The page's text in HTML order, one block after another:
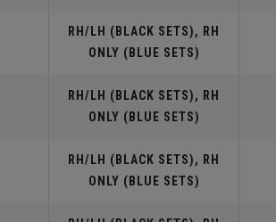
RH/LH (BLACK SETS), RH
ONLY (BLUE SETS)
RH/LH (BLACK SETS), RH
ONLY (BLUE SETS)
RH/LH (BLACK SETS), RH
ONLY (BLUE SETS)